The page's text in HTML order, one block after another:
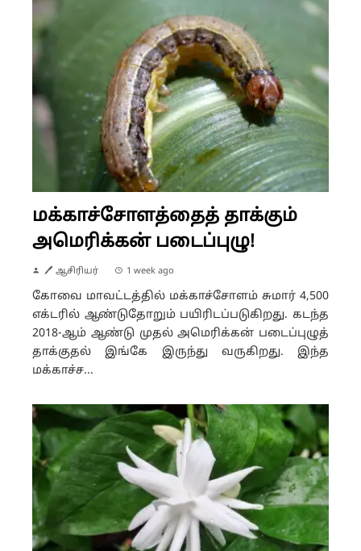
மக்காச்சோளத்தைத் தாக்கும்
அமெரிக்கன் படைப்புழு!
🖊 ஆசிரியர் 1 week ago
கோவை மாவட்டத்தில் மக்காச்சோளம் சுமார் 4,500
எக்டரில் ஆண்டுதோறும் பயிரிடப்படுகிறது. கடந்த
2018-ஆம் ஆண்டு முதல் அமெரிக்கன் படைப்புழுத்
தாக்குதல் இங்கே இருந்து வருகிறது. இந்த
மக்காச்ச...